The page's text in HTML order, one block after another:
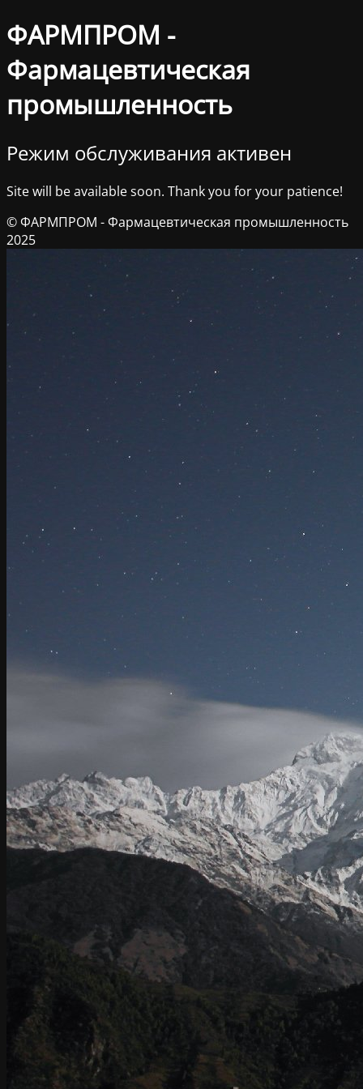
ФАРМПРОМ -
Фармацевтическая
промышленность
Режим обслуживания активен
Site will be available soon. Thank you for your patience!
© ФАРМПРОМ - Фармацевтическая промышленность
2025